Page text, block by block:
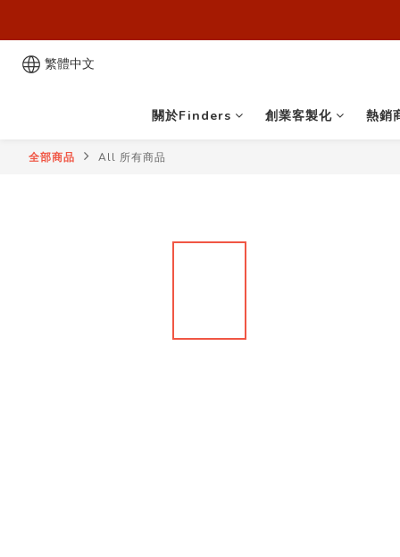
繁體中文
關於Finders 創業客製化 熱銷
全部商品 All 所有商品